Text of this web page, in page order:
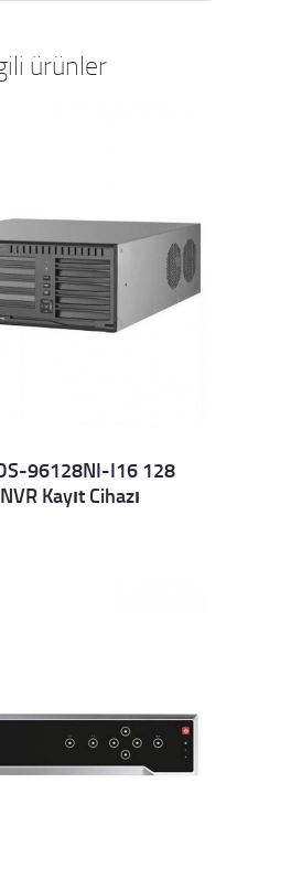
ürünler
96128NI-I16 128
Kayıt Cihazı